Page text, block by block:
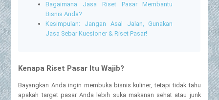
Bagaimana Jasa Riset Pasar Membantu
Bisnis Anda?
Kesimpulan: Jangan Asal Jalan, Gunakan
Jasa Sebar Kuesioner & Riset Pasar!
Kenapa Riset Pasar Itu Wajib?
Bayangkan Anda ingin membuka bisnis kuliner, tetapi tidak tahu
apakah target pasar Anda lebih suka makanan sehat atau junk